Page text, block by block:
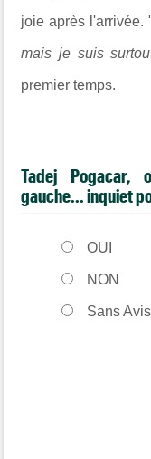
joie après l'arrivée.
mais je suis
premier temps.
Tadej Pogacar,
gauche... inquiet
OUI
NON
Sans Avis